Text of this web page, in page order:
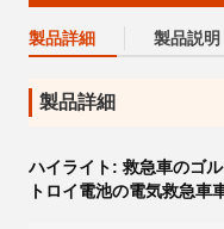
製品詳細 製品説明
製品詳細
ハイライト:救急車のゴ
トロイ電池の電気救急車